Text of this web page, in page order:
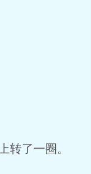
转了一圈。